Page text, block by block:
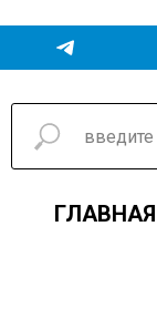
ГЛАВНАЯ